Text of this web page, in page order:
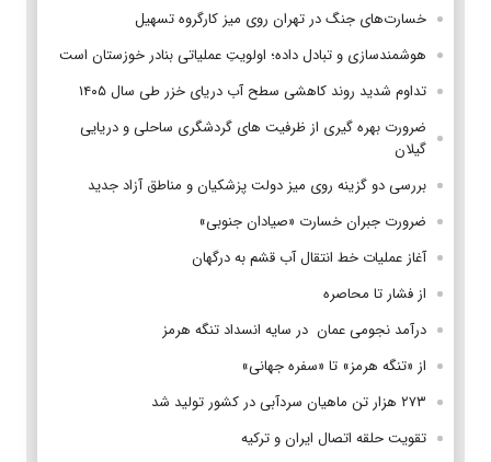
خسارت‌های جنگ در تهران روی میز کارگروه تسهیل
هوشمندسازی و تبادل داده؛ اولویتِ عملیاتی بنادر خوزستان است
تداوم شدید روند کاهشی سطح آب دریای خزر طی سال ۱۴۰۵
ضرورت بهره گیری از ظرفیت های گردشگری ساحلی و دریایی
گیلان
بررسی دو گزینه روی میز دولت پزشکیان و مناطق آزاد جدید
ضرورت جبران خسارت «صیادان جنوبی»
آغاز عملیات خط انتقال آب قشم به درگهان
از فشار تا محاصره
درآمد نجومی عمان در سایه انسداد تنگه هرمز
از «تنگه هرمز» تا «سفره جهانی»
۲۷۳ هزار تن ماهیان سردآبی در کشور تولید شد
تقویت حلقه اتصال ایران و ترکیه